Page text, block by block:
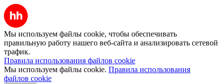
Мы используем файлы cookie, чтобы обеспечивать
правильную работу нашего веб-сайта и анализировать сетевой
трафик.
Правила использования файлов cookie
Мы используем файлы cookie. Правила использования
файлов cookie